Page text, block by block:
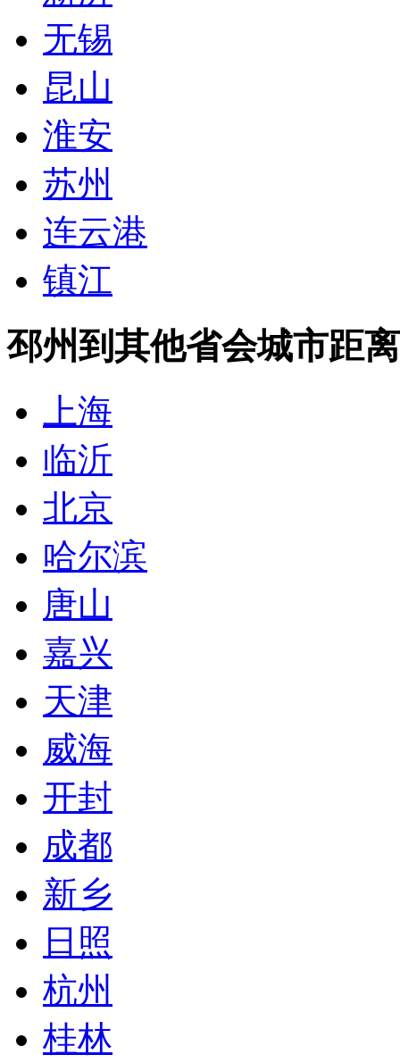
无锡
昆山
淮安
苏州
连云港
镇江
邳州到其他省会城市距离
上海
临沂
北京
哈尔滨
唐山
嘉兴
天津
威海
开封
成都
新乡
日照
杭州
桂林